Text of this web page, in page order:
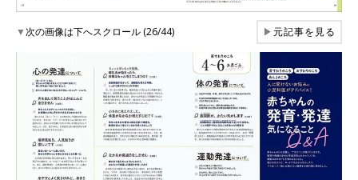
▼次の画像は下へスクロール (26/44) ▶元記事を見る